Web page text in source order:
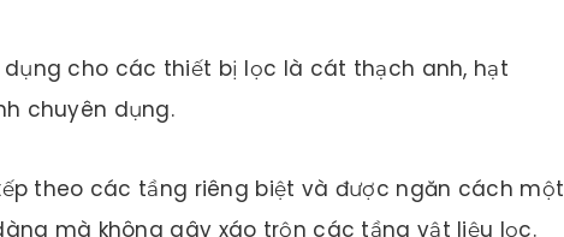
dụng cho các thiết bị lọc là cát thạch anh, hạt
chuyên dụng.
theo các tầng riêng biệt và được ngăn cách một
mà không gây xáo trộn các tầng vật liệu lọc.